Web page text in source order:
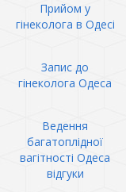
Прийом у
гінеколога в Одесі
Запис до
гінеколога Одеса
Ведення
багатоплідної
вагітності Одеса
відгуки